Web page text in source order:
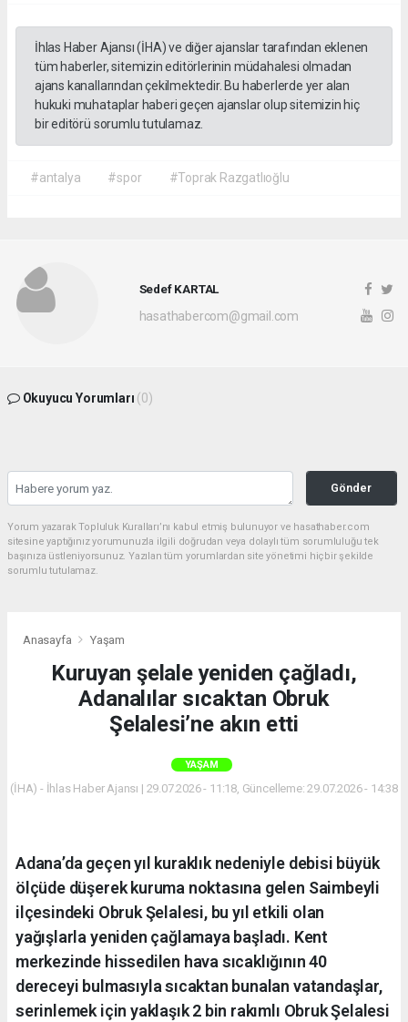
İhlas Haber Ajansı (İHA) ve diğer ajanslar tarafından eklenen
tüm haberler, sitemizin editörlerinin müdahalesi olmadan
ajans kanallarından çekilmektedir. Bu haberlerde yer alan
hukuki muhataplar haberi geçen ajanslar olup sitemizin hiç
bir editörü sorumlu tutulamaz.
#antalya #spor #Toprak Razgatlıoğlu
Sedef KARTAL
hasathabercom@gmail.com
Okuyucu Yorumları (0)
Gönder
Yorum yazarak Topluluk Kuralları’nı kabul etmiş bulunuyor ve hasathaber.com
sitesine yaptığınız yorumunuzla ilgili doğrudan veya dolaylı tüm sorumluluğu tek
başınıza üstleniyorsunuz. Yazılan tüm yorumlardan site yönetimi hiçbir şekilde
sorumlu tutulamaz.
Anasayfa Yaşam
Kuruyan şelale yeniden çağladı,
Adanalılar sıcaktan Obruk
Şelalesi’ne akın etti
YAŞAM
(İHA) - İhlas Haber Ajansı | 29.07.2026 - 11:18, Güncelleme: 29.07.2026 - 14:38
Adana’da geçen yıl kuraklık nedeniyle debisi büyük
ölçüde düşerek kuruma noktasına gelen Saimbeyli
ilçesindeki Obruk Şelalesi, bu yıl etkili olan
yağışlarla yeniden çağlamaya başladı. Kent
merkezinde hissedilen hava sıcaklığının 40
dereceyi bulmasıyla sıcaktan bunalan vatandaşlar,
serinlemek için yaklaşık 2 bin rakımlı Obruk Şelalesi